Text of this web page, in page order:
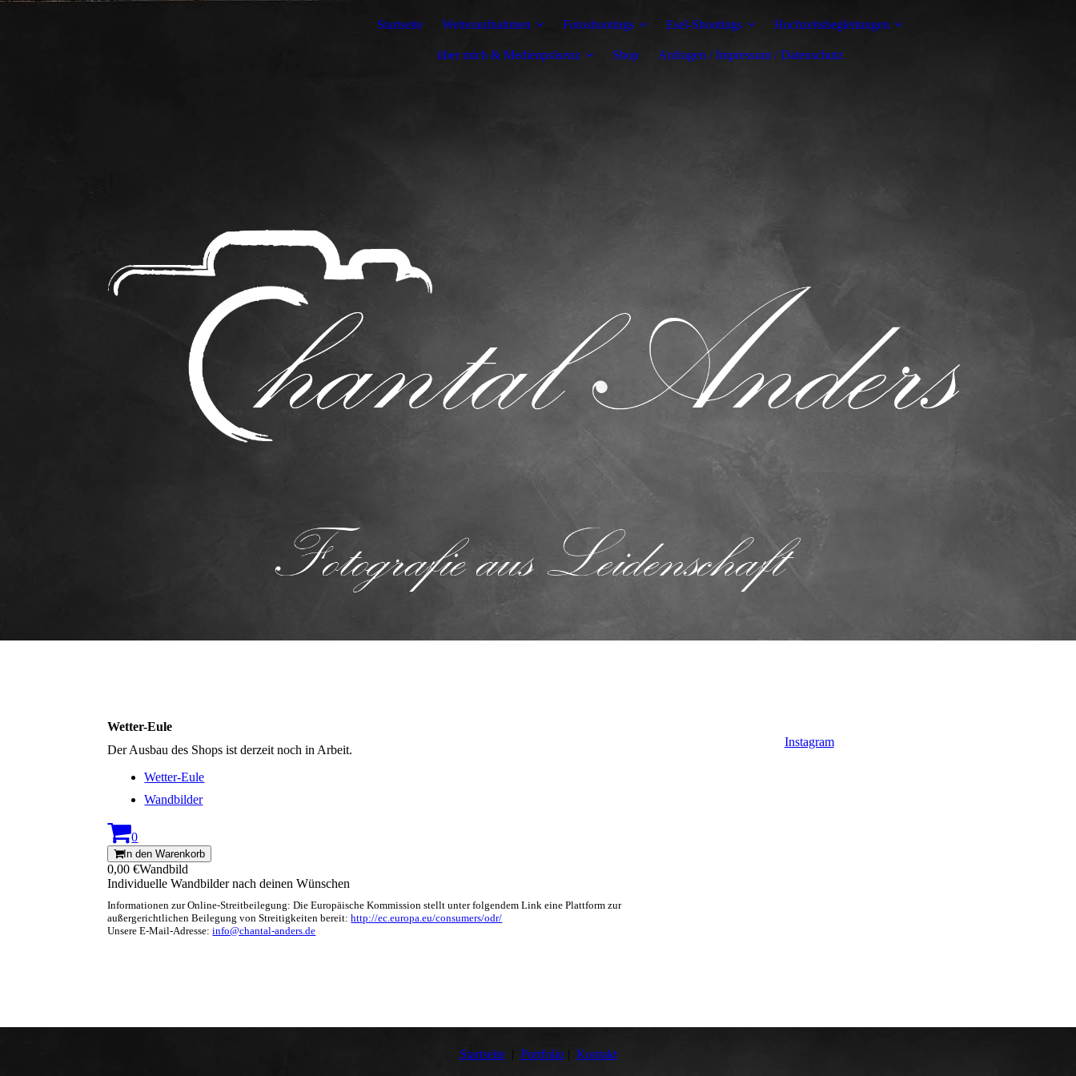
Startseite Wetteraufnahmen Fotoshootings Esel-Shootings Hochzeitsbegleitungen
über mich & Medienpräsenz Shop Anfragen / Impressum / Datenschutz
Wetter-Eule
Der Ausbau des Shops ist derzeit noch in Arbeit.
Wetter-Eule
Wandbilder
0
In den Warenkorb
0,00 €Wandbild
Individuelle Wandbilder nach deinen Wünschen
Informationen zur Online-Streitbeilegung: Die Europäische Kommission stellt unter folgendem Link eine Plattform zur
außergerichtlichen Beilegung von Streitigkeiten bereit:http://ec.europa.eu/consumers/odr/
Unsere E-Mail-Adresse:info@chantal-anders.de
Instagram
Startseite| Portfolio| Kontakt